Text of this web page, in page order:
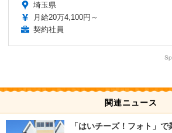
埼玉県
月給20万4,100円～
契約社員
関連ニュース
「はいチーズ！フォト」